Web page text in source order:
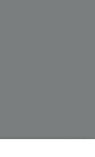
Actualidad